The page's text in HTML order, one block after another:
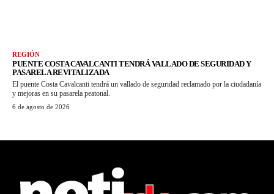
REGIÓN
PUENTE COSTA CAVALCANTI TENDRÁ VALLADO DE SEGURIDAD Y
PASARELA REVITALIZADA
El puente Costa Cavalcanti tendrá un vallado de seguridad reclamado por la ciudadanía
y mejoras en su pasarela peatonal.
6 de agosto de 2026